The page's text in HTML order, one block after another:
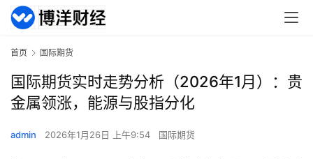
首页 国际期货
国际期货实时走势分析（2026年1月）：贵
金属领涨，能源与股指分化
admin 2026年1月26日 上午9:54 国际期货